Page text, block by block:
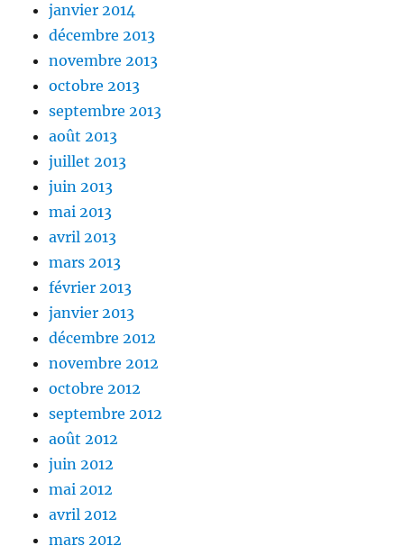
janvier 2014
décembre 2013
novembre 2013
octobre 2013
septembre 2013
août 2013
juillet 2013
juin 2013
mai 2013
avril 2013
mars 2013
février 2013
janvier 2013
décembre 2012
novembre 2012
octobre 2012
septembre 2012
août 2012
juin 2012
mai 2012
avril 2012
mars 2012